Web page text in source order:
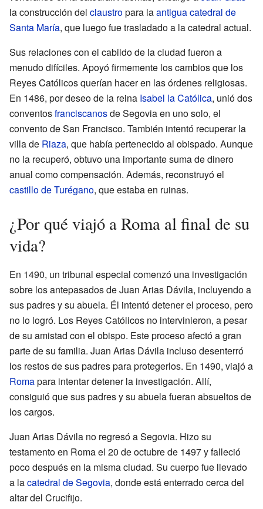
la construcción del claustropara laantigua catedral de
Santa María, que luego fue trasladado a la catedral actual.
Sus relaciones con el cabildo de la ciudad fueron a
menudo difíciles. Apoyó firmemente los cambios que los
Reyes Católicos querían hacer en las órdenes religiosas.
En 1486, por deseo de la reina Isabel la Católica, unió dos
conventosfranciscanosde Segovia en uno solo, el
convento de San Francisco. También intentó recuperar la
villa de Riaza, que había pertenecido al obispado. Aunque
no la recuperó, obtuvo una importante suma de dinero
anual como compensación. Además, reconstruyó el
castillo de Turégano, que estaba en ruinas.
¿Por qué viajó a Roma al final de su
vida?
En 1490, un tribunal especial comenzó una investigación
sobre los antepasados de Juan Arias Dávila, incluyendo a
sus padres y su abuela. Él intentó detener el proceso, pero
no lo logró. Los Reyes Católicos no intervinieron, a pesar
de su amistad con el obispo. Este proceso afectó a gran
parte de su familia. Juan Arias Dávila incluso desenterró
los restos de sus padres para protegerlos. En 1490, viajó a
Romapara intentar detener la investigación. Allí,
consiguió que sus padres y su abuela fueran absueltos de
los cargos.
Juan Arias Dávila no regresó a Segovia. Hizo su
testamento en Roma el 20 de octubre de 1497 y falleció
poco después en la misma ciudad. Su cuerpo fue llevado
a lacatedral de Segovia, donde está enterrado cerca del
altar del Crucifijo.